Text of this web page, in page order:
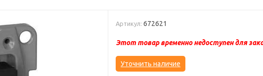
Артикул: 672621
Этот товар временно недоступен для
Уточнить наличие